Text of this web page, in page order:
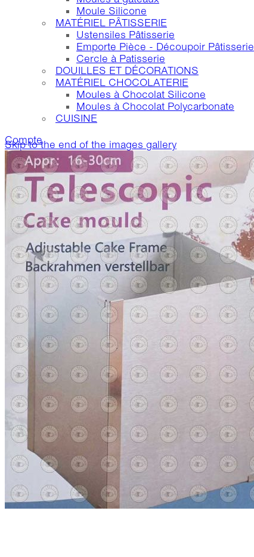
Moule Silicone
MATÉRIEL PÂTISSERIE
Ustensiles Pâtisserie
Emporte Pièce - Découpoir Pâtisserie
Cercle à Patisserie
DOUILLES ET DÉCORATIONS
MATÉRIEL CHOCOLATERIE
Moules à Chocolat Silicone
Moules à Chocolat Polycarbonate
CUISINE
Compte
Skip to the end of the images gallery